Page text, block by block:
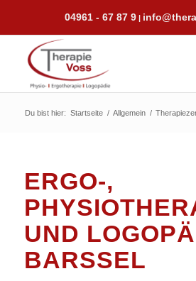
04961 - 67 87 9|
Du bist hier: Startseite / Allgemein /
ERGO-,
UND
BARSSEL